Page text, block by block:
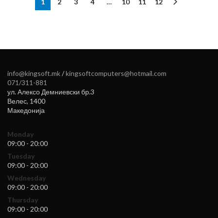
1 2 3 4 … 10 11 12
info@kingsoft.mk/kingsoftcomputers@hotmail.com
071/311-881
ул. Алексо Демниевски бр.3
Велес, 1400
Македонија
Monday
09:00 - 20:00
Tuesday
09:00 - 20:00
Wednesday
09:00 - 20:00
Thursday
09:00 - 20:00